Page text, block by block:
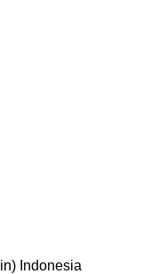
Indonesia